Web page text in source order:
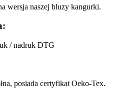
wersja naszej bluzy kangurki.
/ nadruk DTG
posiada certyfikat Oeko-Tex.